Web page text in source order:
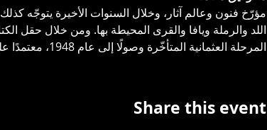
مؤرّخ فنون وعالم آثار، وخلال السنوات الأخيرة يتوجّه
اللد والرملة ويافا والقرى المحيطة بها. ومن خلال حقل
المرحلة العثمانية المتأخّرة وصولًا إلى عام 1948، معتمدًا على الكلمة المكتوبة كعدسة لتحليل تشكّل المدينة والتمدّن.
Share this event